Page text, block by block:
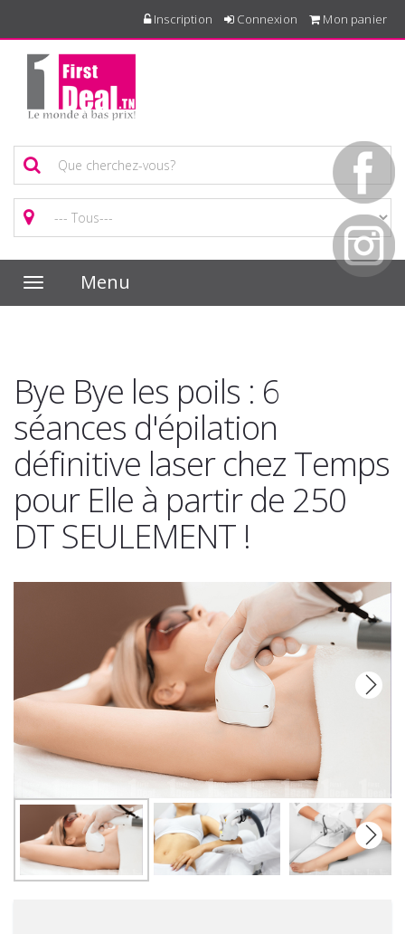
Inscription Connexion Mon panier
Toggle
navigation
Menu
Bye Bye les poils : 6
séances d'épilation
définitive laser chez Temps
pour Elle à partir de 250
DT SEULEMENT !
Next